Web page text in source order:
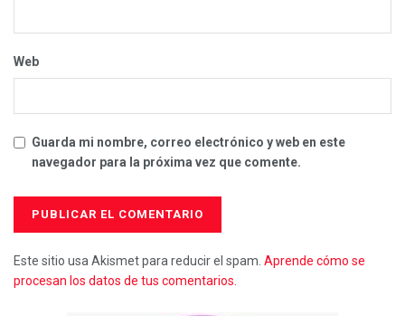
Web
Guarda mi nombre, correo electrónico y web en este
navegador para la próxima vez que comente.
Este sitio usa Akismet para reducir el spam. Aprende cómo se
procesan los datos de tus comentarios.